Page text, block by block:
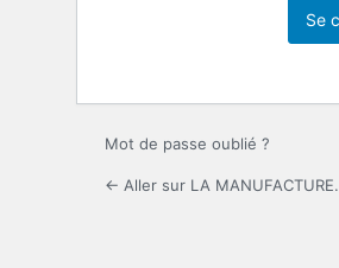
Mot de passe oublié ?
← Aller sur LA MANUFACTURE.